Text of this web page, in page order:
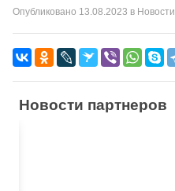
Опубликовано 13.08.2023 в Новости
Новости партнеров